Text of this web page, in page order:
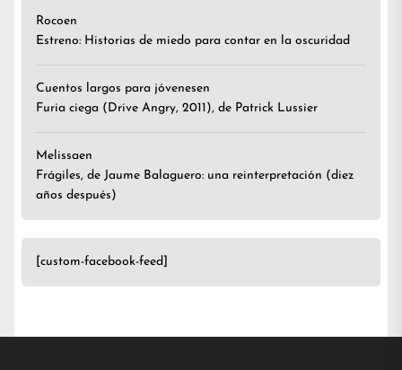
Rocoen
Estreno: Historias de miedo para contar en la oscuridad
Cuentos largos para jóvenesen
Furia ciega (Drive Angry, 2011), de Patrick Lussier
Melissaen
Frágiles, de Jaume Balaguero: una reinterpretación (diez
años después)
[custom-facebook-feed]